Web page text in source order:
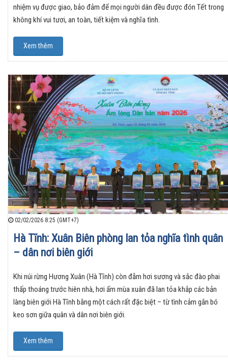
nhiệm vụ được giao, bảo đảm để mọi người dân đều được đón Tết trong
không khí vui tươi, an toàn, tiết kiệm và nghĩa tình.
Xem thêm
02/02/2026 8:25 (GMT+7)
Hà Tĩnh: Xuân Biên phòng lan tỏa nghĩa tình quân
– dân nơi biên giới
Khi núi rừng Hương Xuân (Hà Tĩnh) còn đẫm hơi sương và sắc đào phai
thấp thoáng trước hiên nhà, hơi ấm mùa xuân đã lan tỏa khắp các bản
làng biên giới Hà Tĩnh bằng một cách rất đặc biệt – từ tình cảm gắn bó
keo sơn giữa quân và dân nơi biên giới.
Xem thêm